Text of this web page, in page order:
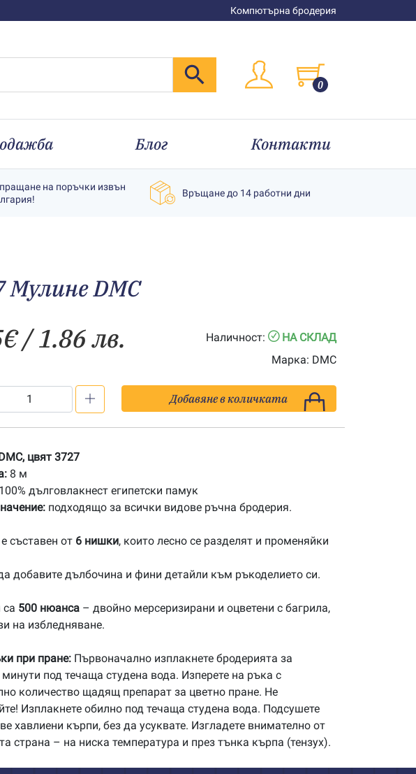
Компютърна бродерия
0
Блог Контакти
на поръчки извън
Връщане до 14 работни дни
Мулине DMC
€/ 1.86 лв. Наличност:
НА СКЛАД
Марка: DMC
Добавяне в количката
цвят 3727
8 м
100% дълговлакнест египетски памук
подходящо за всички видове ръчна бродерия.
съставен от 6 нишки, които лесно се разделят и променяйки
добавите дълбочина и фини детайли към ръкоделието си.
са 500 нюанса – двойно мерсеризирани и оцветени с багрила,
на избледняване.
при пране: Първоначално изплакнете бродерията за
под течаща студена вода. Изперете на ръка с
количество щадящ препарат за цветно пране. Не
Изплакнете обилно под течаща студена вода. Подсушете
хавлиени кърпи, без да усуквате. Изгладете внимателно от
страна – на ниска температура и през тънка кърпа (тензух).